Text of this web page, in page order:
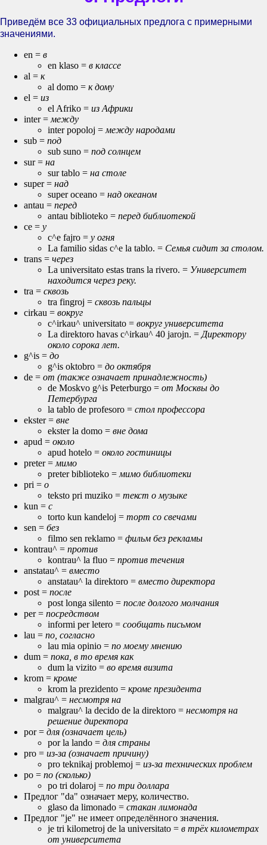
Приведём все 33 официальных предлога с примерными
значениями.
en = в
en klaso = в классе
al = к
al domo = к дому
el = из
el Afriko = из Африки
inter = между
inter popoloj = между народами
sub = под
sub suno = под солнцем
sur = на
sur tablo = на столе
super = над
super oceano = над океаном
antau = перед
antau biblioteko = перед библиотекой
ce = у
c^e fajro = у огня
La familio sidas c^e la tablo. = Семья сидит за столом.
trans = через
La universitato estas trans la rivero. = Университет
находится через реку.
tra = сквозь
tra fingroj = сквозь пальцы
cirkau = вокруг
c^irkau^ universitato = вокруг университета
La direktoro havas c^irkau^ 40 jarojn. = Директору
около сорока лет.
g^is = до
g^is oktobro = до октября
de = от (также означает принадлежность)
de Moskvo g^is Peterburgo = от Москвы до
Петербурга
la tablo de profesoro = стол профессора
ekster = вне
ekster la domo = вне дома
apud = около
apud hotelo = около гостиницы
preter = мимо
preter biblioteko = мимо библиотеки
pri = о
teksto pri muziko = текст о музыке
kun = с
torto kun kandeloj = торт со свечами
sen = без
filmo sen reklamo = фильм без рекламы
kontrau^ = против
kontrau^ la fluo = против течения
anstatau^ = вместо
anstatau^ la direktoro = вместо директора
post = после
post longa silento = после долгого молчания
per = посредством
informi per letero = сообщать письмом
lau = по, согласно
lau mia opinio = по моему мнению
dum = пока, в то время как
dum la vizito = во время визита
krom = кроме
krom la prezidento = кроме президента
malgrau^ = несмотря на
malgrau^ la decido de la direktoro = несмотря на
решение директора
por = для (означает цель)
por la lando = для страны
pro = из-за (означает причину)
pro teknikaj problemoj = из-за технических проблем
po = по (сколько)
po tri dolaroj = по три доллара
Предлог "da" означает меру, количество.
glaso da limonado = стакан лимонада
Предлог "je" не имеет определённого значения.
je tri kilometroj de la universitato = в трёх километрах
от университета